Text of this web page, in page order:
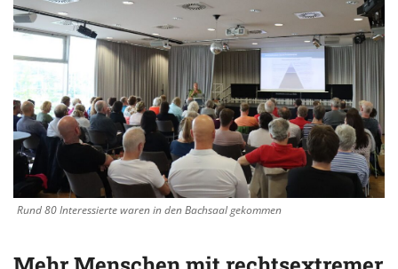
Rund 80 Interessierte waren in den Bachsaal gekommen